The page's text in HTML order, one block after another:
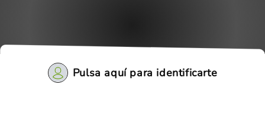
Pulsa aquí para identificarte